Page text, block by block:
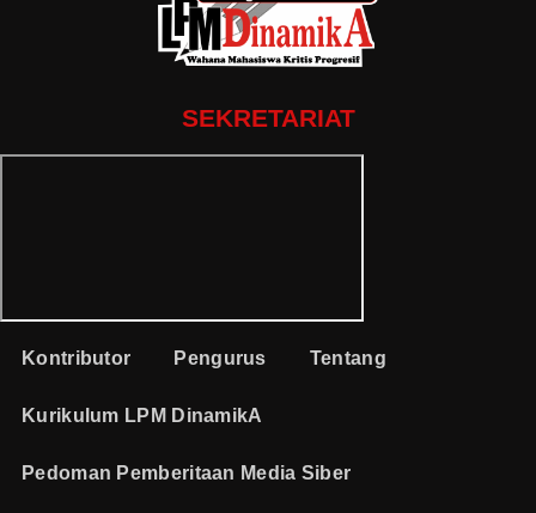
SEKRETARIAT
Kontributor Pengurus Tentang
Kurikulum LPM DinamikA
Pedoman Pemberitaan Media Siber